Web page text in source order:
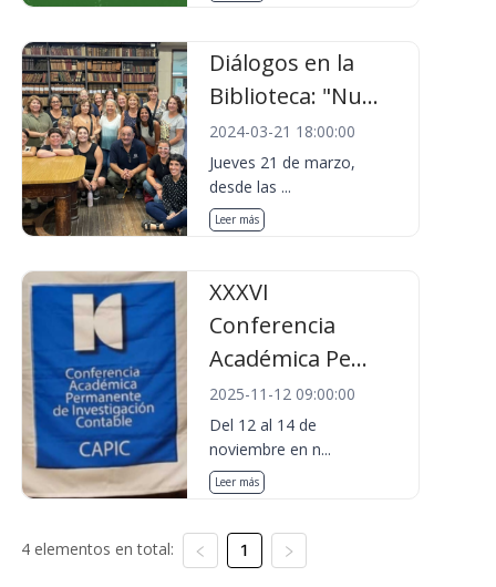
Diálogos en la
Biblioteca: "Nu...
2024-03-21 18:00:00
Jueves 21 de marzo,
desde las ...
Leer más
XXXVI
Conferencia
Académica Pe...
2025-11-12 09:00:00
Del 12 al 14 de
noviembre en n...
Leer más
4 elementos en total: 1